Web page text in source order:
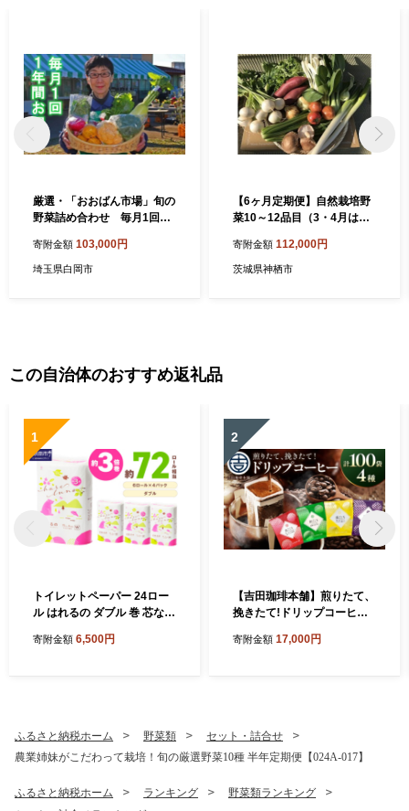
厳選・「おおばん市場」旬の
野菜詰め合わせ 毎月1回1
-0173】
寄附金額 103,000円
埼玉県白岡市
【6ヶ月定期便】自然栽培野
菜10～12品目（3・4月は白
寄附金額 112,000円
茨城県神栖市
この自治体のおすすめ返礼品
1
トイレットペーパー 24ロー
ル はれるの ダブル 巻 芯なし
海道・沖縄】【2026年8月お
寄附金額 6,500円
2
【吉田珈琲本舗】煎りたて、
挽きたて!ドリップコーヒー4
寄附金額 17,000円
ふるさと納税ホーム 野菜類
セット・詰合せ
農業姉妹がこだわって栽培！旬の厳選野菜10種 半年定期便【024A-017】
ふるさと納税ホーム ランキング
野菜類ランキング